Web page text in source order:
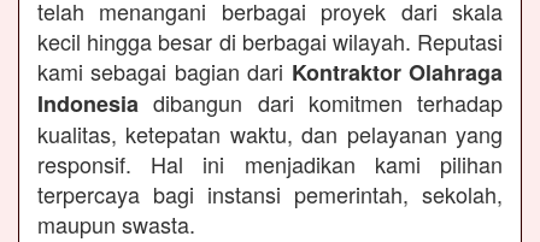
telah menangani berbagai proyek dari skala
kecil hingga besar di berbagai wilayah. Reputasi
kami sebagai bagian dari Kontraktor Olahraga
Indonesia dibangun dari komitmen terhadap
kualitas, ketepatan waktu, dan pelayanan yang
responsif. Hal ini menjadikan kami pilihan
terpercaya bagi instansi pemerintah, sekolah,
maupun swasta.